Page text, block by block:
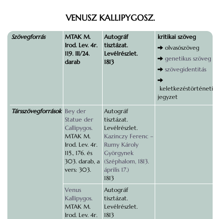
VENUSZ KALLIPYGOSZ.
Szövegforrás
MTAK M.
Irod. Lev. 4r.
119. III/24.
darab
Autográf
tisztázat.
Levélrészlet.
1813
kritikai szöveg
olvasószöveg
genetikus szöveg
szövegidentitás
keletkezéstörténeti
jegyzet
Társszövegforrások Bey der
Statue der
Callipygos.
MTAK M.
Irod. Lev. 4r.
115., 176. és
303. darab, a
vers: 303.
Autográf
tisztázat.
Levélrészlet.
Kazinczy Ferenc –
Rumy Károly
Györgynek
(Széphalom, 1813.
április 17.)
1813
Venus
Kallipygos.
MTAK M.
Irod. Lev. 4r.
Autográf
tisztázat.
Levélrészlet.
1813